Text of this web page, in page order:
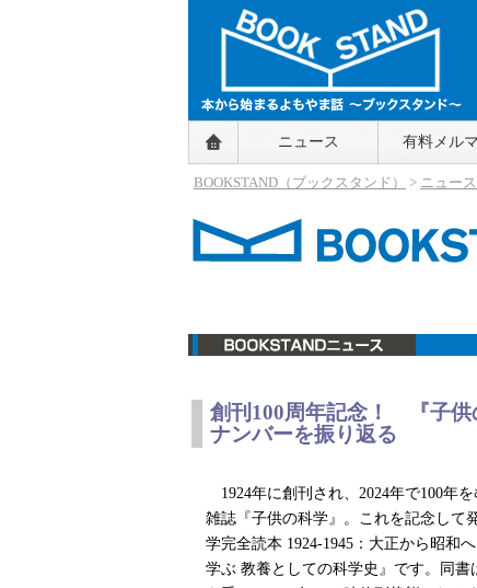
BOOKSTAND（ブックスタンド）
～本から始まるよもやま話～
BOOKSTAND（ブ
ニュース 有料メル
BOOKSTAND（ブックスタンド） > ニュース
創刊100周年記念！ 『子供
ナンバーを振り返る
1924年に創刊され、2024年で100年
雑誌『子供の科学』。これを記念して
学完全読本 1924-1945：大正から昭和
学ぶ 教養としての科学史』です。同